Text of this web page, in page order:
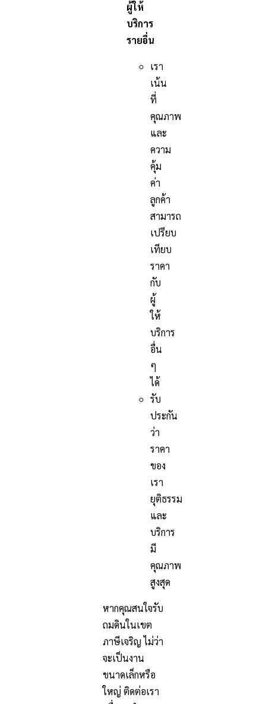
ผู้ให้
บริการ
รายอื่น
เรา
เน้น
ที่
คุณภาพ
และ
ความ
คุ้ม
ค่า
ลูกค้า
สามารถ
เปรียบ
เทียบ
ราคา
กับ
ผู้
ให้
บริการ
อื่น
ๆ
ได้
รับ
ประกัน
ว่า
ราคา
ของ
เรา
ยุติธรรม
และ
บริการ
มี
คุณภาพ
สูงสุด
หากคุณสนใจรับ
ถมดินในเขต
ภาษีเจริญ ไม่ว่า
จะเป็นงาน
ขนาดเล็กหรือ
ใหญ่ ติดต่อเรา